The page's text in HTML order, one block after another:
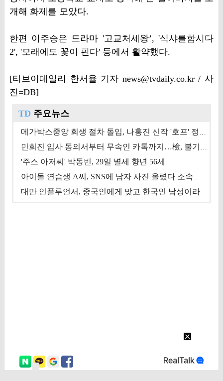
개해 화제를 모았다.
한편 이주승은 드라마 '고교처세왕’, '식샤를합시다
2', '모래에도 꽃이 핀다' 등에서 활약했다.
[티브이데일리 한서율 기자 news@tvdaily.co.kr / 사
진=DB]
TD 주요뉴스
메가박스중앙 회생 절차 돌입, 나홍진 신작 '호프' 정상 개봉에 쏠린 시선 [상반기 결산 기획]
민희진 입사 동의서부터 무속인 카톡까지…檢, 불기소 처분 근거들 [이슈&톡]
'주스 아저씨' 박동빈, 29일 별세 향년 56세
아이돌 연습생 A씨, SNS에 남자 사진 올렸다 소속사 퇴출
대만 인플루언서, 중국인에게 맞고 한국인 남성이라 진술 '후폭풍'